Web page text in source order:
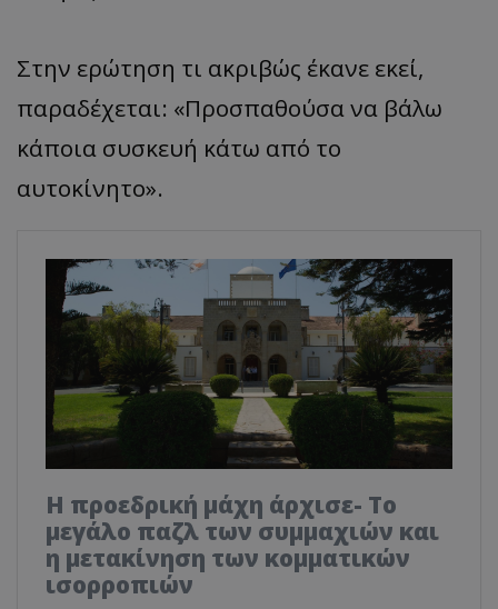
Στην ερώτηση τι ακριβώς έκανε εκεί,
παραδέχεται: «Προσπαθούσα να βάλω
κάποια συσκευή κάτω από το
αυτοκίνητο».
Η προεδρική μάχη άρχισε- Το
μεγάλο παζλ των συμμαχιών και
η μετακίνηση των κομματικών
ισορροπιών